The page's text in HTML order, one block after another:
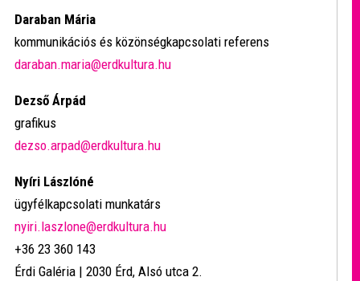
Daraban Mária
kommunikációs és közönségkapcsolati referens
daraban.maria@erdkultura.hu
Dezső Árpád
grafikus
dezso.arpad@erdkultura.hu
Nyíri Lászlóné
ügyfélkapcsolati munkatárs
nyiri.laszlone@erdkultura.hu
+36 23 360 143
Érdi Galéria | 2030 Érd, Alsó utca 2.